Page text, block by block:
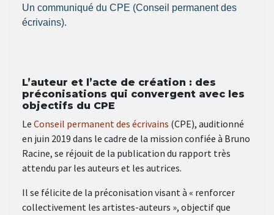
Un communiqué du CPE (Conseil permanent des
écrivains).
L’auteur et l’acte de création : des
préconisations qui convergent avec les
objectifs du CPE
Le Conseil permanent des écrivains (CPE), auditionné
en juin 2019 dans le cadre de la mission confiée à Bruno
Racine, se réjouit de la publication du rapport très
attendu par les auteurs et les autrices.
Il se félicite de la préconisation visant à « renforcer
collectivement les artistes-auteurs », objectif que